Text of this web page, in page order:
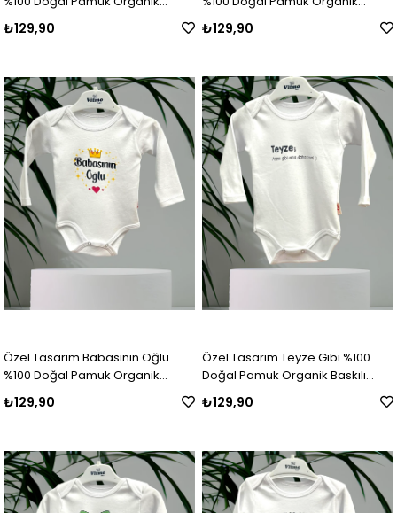
Zıbın Bebek Badi
₺129,90
Zıbın Bebek Badi
₺129,90
Özel Tasarım Babasının Oğlu
%100 Doğal Pamuk Organik
Baskılı Çıtçıtlı Uzun Kollu Body
Zıbın Bebek Badi
₺129,90
Özel Tasarım Teyze Gibi %100
Doğal Pamuk Organik Baskılı
Çıtçıtlı Uzun Kollu Body Zıbın
Bebek Badi
₺129,90